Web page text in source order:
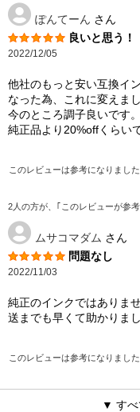
ぽんてーん さん
良いと思う！
2022/12/05
他社のもっと安い互換イ
なった為、これに変えまし
今のところ調子良いです。
純正品より20%offくらい
このレビューは参考になりました
2人の方が、｢このレビューが参
ムサコマダム さん
問題なし
2022/11/03
純正のインクではありま
送までも早くて助かりまし
このレビューは参考になりました
▼ すべ